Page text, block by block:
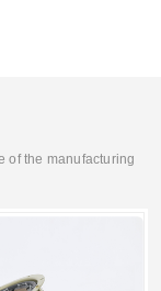
of the manufacturing